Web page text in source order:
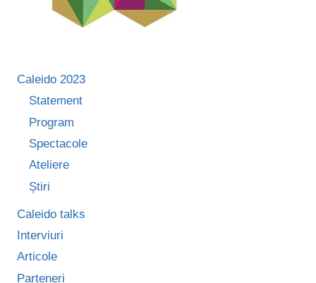
CARE
AM
Caleido 2023
Statement
Program
Spectacole
Ateliere
Știri
Caleido talks
Interviuri
Articole
Parteneri